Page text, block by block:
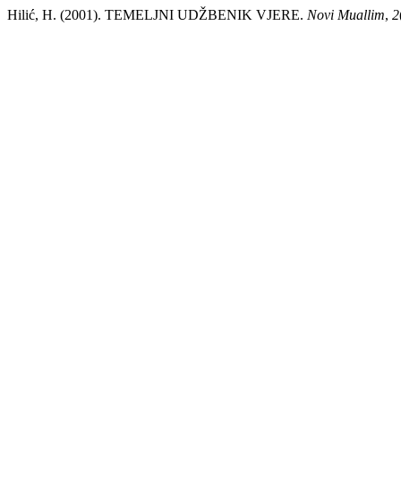
Hilić, H. (2001). TEMELJNI UDŽBENIK VJERE. Novi Muallim, 2